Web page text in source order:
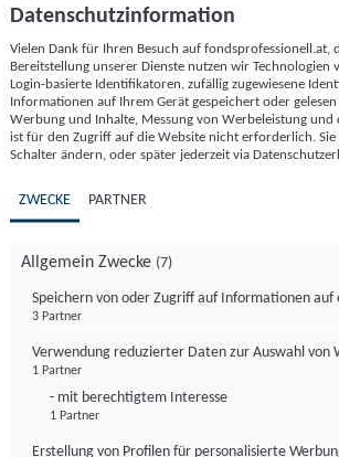
und Inhalte, Messung von Werbeleistung
Inhalten sowie Zielgruppenforschung.
ähnliche Online-Kennungen (z. B. login-
generierte Kennungen,
können zusammen mit anderen
und Browserinformationen,
unterstützte Technologien usw.) auf
oder von dort ausgelesen werden, um es
wenn es eine App oder einer Webseite
für einen oder mehrere der hier aufgeführten
Datenschutzinformation
Vielen Dank für Ihren Besuch auf
Bereitstellung unserer Dienste nutzen wir Technologien
Login-basierte Identifikatoren, zufällig zugewiesene
Informationen auf Ihrem Gerät gespeichert oder
Werbung und Inhalte, Messung von Werbeleistung
ist für den Zugriff auf die Website nicht erforderlich.
Schalter ändern, oder später jederzeit via
ZWECKE PARTNER
Allgemein Zwecke (7)
Speichern von oder Zugriff auf Informationen auf
3 Partner
Verwendung reduzierter Daten zur Auswahl von
1 Partner
- mit berechtigtem Interesse
1 Partner
Erstellung von Profilen für personalisierte